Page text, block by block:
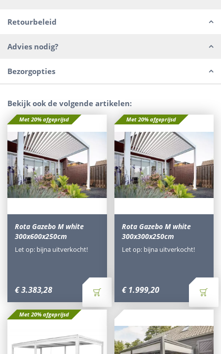
Retourbeleid
Advies nodig?
Bezorgopties
Bekijk ook de volgende artikelen:
Met 20% afgeprijsd
Rota Gazebo M white
300x600x250cm
€3.383,28
Let op: bijna uitverkocht!
Met 20% afgeprijsd
Rota Gazebo M white
300x300x250cm
€ 1.999,20
Let op: bijna uitverkocht!
Met 20% afgeprijsd